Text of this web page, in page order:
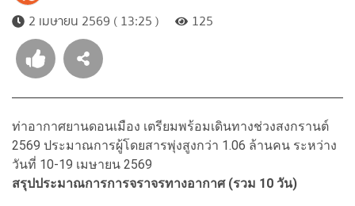
2 เมษายน 2569 ( 13:25 )
125
ท่าอากาศยานดอนเมือง เตรียมพร้อมเดินทางช่วงสงกรานต์
2569 ประมาณการผู้โดยสารพุ่งสูงกว่า 1.06 ล้านคน ระหว่าง
วันที่ 10-19 เมษายน 2569
สรุปประมาณการการจราจรทางอากาศ (รวม 10 วัน)